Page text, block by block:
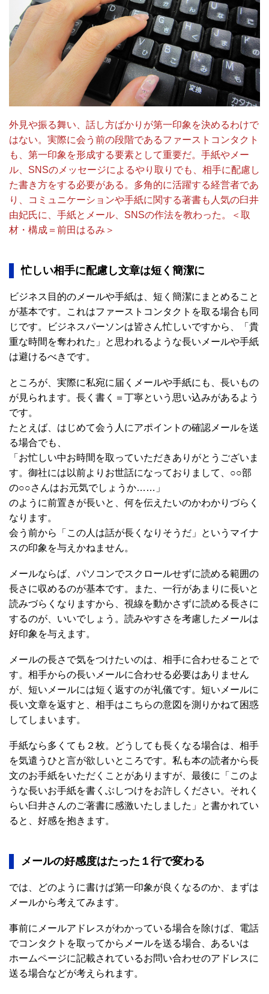
外見や振る舞い、話し方ばかりが第一印象を決めるわけで
はない。実際に会う前の段階であるファーストコンタクト
も、第一印象を形成する要素として重要だ。手紙やメー
ル、SNSのメッセージによるやり取りでも、相手に配慮し
た書き方をする必要がある。多角的に活躍する経営者であ
り、コミュニケーションや手紙に関する著書も人気の臼井
由妃氏に、手紙とメール、SNSの作法を教わった。＜取
材・構成＝前田はるみ＞
忙しい相手に配慮し文章は短く簡潔に
ビジネス目的のメールや手紙は、短く簡潔にまとめること
が基本です。これはファーストコンタクトを取る場合も同
じです。ビジネスパーソンは皆さん忙しいですから、「貴
重な時間を奪われた」と思われるような長いメールや手紙
は避けるべきです。
ところが、実際に私宛に届くメールや手紙にも、長いもの
が見られます。長く書く＝丁寧という思い込みがあるよう
です。
たとえば、はじめて会う人にアポイントの確認メールを送
る場合でも、
「お忙しい中お時間を取っていただきありがとうございま
す。御社には以前よりお世話になっておりまして、○○部
の○○さんはお元気でしょうか……」
のように前置きが長いと、何を伝えたいのかわかりづらく
なります。
会う前から「この人は話が長くなりそうだ」というマイナ
スの印象を与えかねません。
メールならば、パソコンでスクロールせずに読める範囲の
長さに収めるのが基本です。また、一行があまりに長いと
読みづらくなりますから、視線を動かさずに読める長さに
するのが、いいでしょう。読みやすさを考慮したメールは
好印象を与えます。
メールの長さで気をつけたいのは、相手に合わせることで
す。相手からの長いメールに合わせる必要はありません
が、短いメールには短く返すのが礼儀です。短いメールに
長い文章を返すと、相手はこちらの意図を測りかねて困惑
してしまいます。
手紙なら多くても２枚。どうしても長くなる場合は、相手
を気遣うひと言が欲しいところです。私も本の読者から長
文のお手紙をいただくことがありますが、最後に「このよ
うな長いお手紙を書くぶしつけをお許しください。それく
らい臼井さんのご著書に感激いたしました」と書かれてい
ると、好感を抱きます。
メールの好感度はたった１行で変わる
では、どのように書けば第一印象が良くなるのか、まずは
メールから考えてみます。
事前にメールアドレスがわかっている場合を除けば、電話
でコンタクトを取ってからメールを送る場合、あるいは
ホームページに記載されているお問い合わせのアドレスに
送る場合などが考えられます。